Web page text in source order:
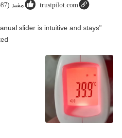
trustpilot.com مفيد (8987)
slider is intuitive and stays